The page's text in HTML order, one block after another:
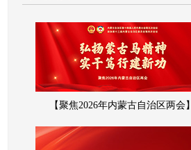
【聚焦2026年内蒙古自治区两会】